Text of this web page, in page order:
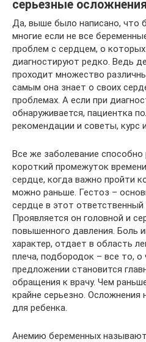
серьезные осложнения
Да, выше было написано, что
многие если не все
проблем с сердцем, о
диагностируют редко. Ведь
проходит множество
самым она знает о своих
проблемах. А если при
обнаруживается, пациентка
рекомендации и советы, курс
Все же заболевание способно
короткий промежуток
сердце, когда важно пройти
можно раньше. Гестоз –
сердце в этот
Проявляется он головной и
повышенного давления. Боль
характер, отдает в область
плеча, подбородок – все то, о
предложении становится
обращения к врачу. Чем
крайне серьезно.
для ребенка.
Анемию беременных